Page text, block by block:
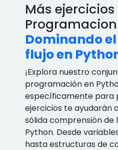
Más ejercicios
Dominando
flujo en
¡Explora nuestro
programación en
específicamente para
ejercicios te ayudarán
sólida comprensión de
Python. Desde
hasta estructuras de